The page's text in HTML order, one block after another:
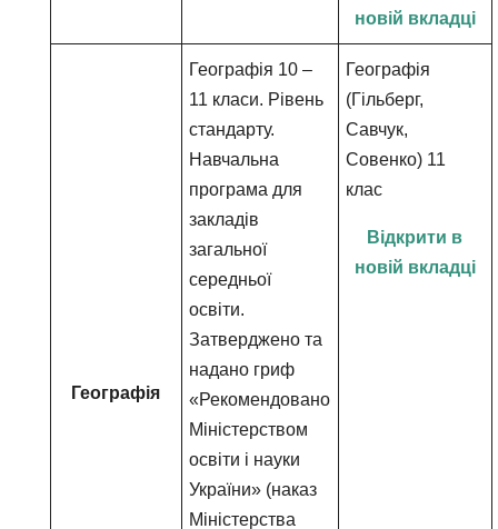
новій вкладці
Географія
Географія 10 –
11 класи. Рівень
стандарту.
Навчальна
програма для
закладів
загальної
середньої
освіти.
Затверджено та
надано гриф
«Рекомендовано
Міністерством
освіти і науки
України» (наказ
Міністерства
Географія
(Гільберг,
Савчук,
Совенко) 11
клас
Відкрити в
новій вкладці